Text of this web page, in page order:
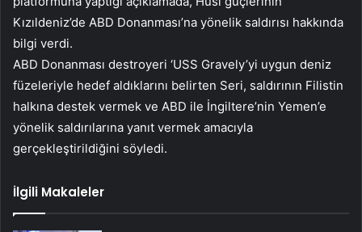
Kızıldeniz’de ABD Donanması’na yönelik saldırısı hakkında
bilgi verdi.
ABD Donanması destroyeri ‘USS Gravely’yi uygun deniz
füzeleriyle hedef aldıklarını belirten Seri, saldırının Filistin
halkına destek vermek ve ABD ile İngiltere’nin Yemen’e
yönelik saldırılarına yanıt vermek amacıyla
gerçekleştirildiğini söyledi.
İlgili Makaleler